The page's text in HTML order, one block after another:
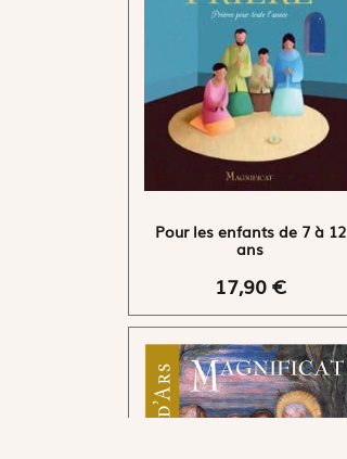
Pour les enfants de 7 à 12
ans
17,90 €